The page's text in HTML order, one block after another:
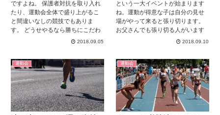
ですよね。 保護者対抗を取り入れ
たり、運動会全体で盛り上がるこ
と間違いなしの競技でもありま
す。 どうせやるなら勝ちにこだわ
りたい！ 綱引きでの勝負が決まる
てまとめてみました。 綱引きでア
ンカーを務める人必見な内容です
よ！チェックしてくださいね。
2018.09.05
という一大イベントが始まります
ね。運動が得意な子は自分の見せ
場がやって来ると張り切ります。
お父さんでも張り切る人がいます
よね。最近は校庭にテントを張っ
きのお父さんは、子供が徒競走の
選手に選ばれたとなったらますま
す張り切ることでしょう。「早く
走るにはこうすればいいんだ
よ。」と教えたくなるお父さんも
いるでしょうね。しかし、実際に
2018.09.10
運動会 運動会